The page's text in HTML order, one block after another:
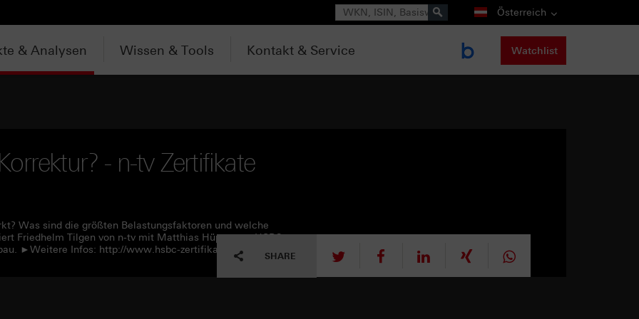
Suche Österreich
& Analysen Wissen & Tools Kontakt & Service Watchlist
- n-tv Zertifikate
Was sind die größten Belastungsfaktoren und welche
Friedhelm Tilgen von n-tv mit Matthias Hüppe von HSBC
►Weitere Infos: http://www.hsbc-zertifikate.de
SHARE tweet mitteilen